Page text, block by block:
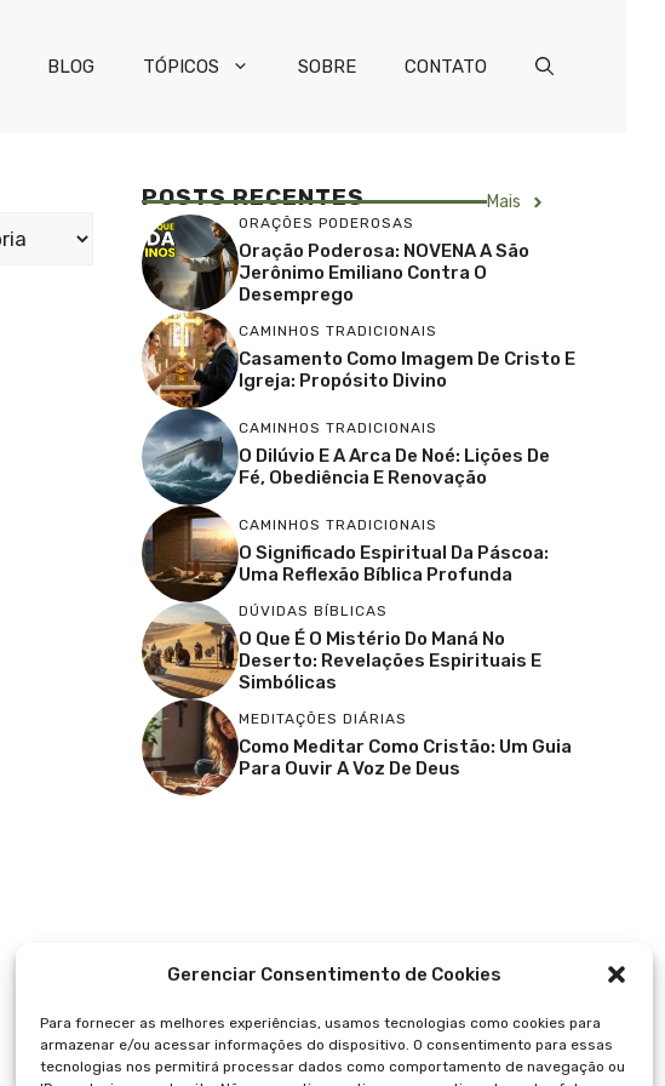
Gerenciar Consentimento de Cookies
Para fornecer as melhores experiências, usamos tecnologias como cookies para
armazenar e/ou acessar informações do dispositivo. O consentimento para essas
tecnologias nos permitirá processar dados como comportamento de navegação ou
BLOG TÓPICOS SOBRE CONTATO
POSTS RECENTES Mais
ORAÇÕES PODEROSAS
Oração Poderosa: NOVENA A São
Jerônimo Emiliano Contra O
Desemprego
CAMINHOS TRADICIONAIS
Casamento Como Imagem De Cristo E
Igreja: Propósito Divino
CAMINHOS TRADICIONAIS
O Dilúvio E A Arca De Noé: Lições De
Fé, Obediência E Renovação
CAMINHOS TRADICIONAIS
O Significado Espiritual Da Páscoa:
Uma Reflexão Bíblica Profunda
DÚVIDAS BÍBLICAS
O Que É O Mistério Do Maná No
Deserto: Revelações Espirituais E
Simbólicas
MEDITAÇÕES DIÁRIAS
Como Meditar Como Cristão: Um Guia
Para Ouvir A Voz De Deus